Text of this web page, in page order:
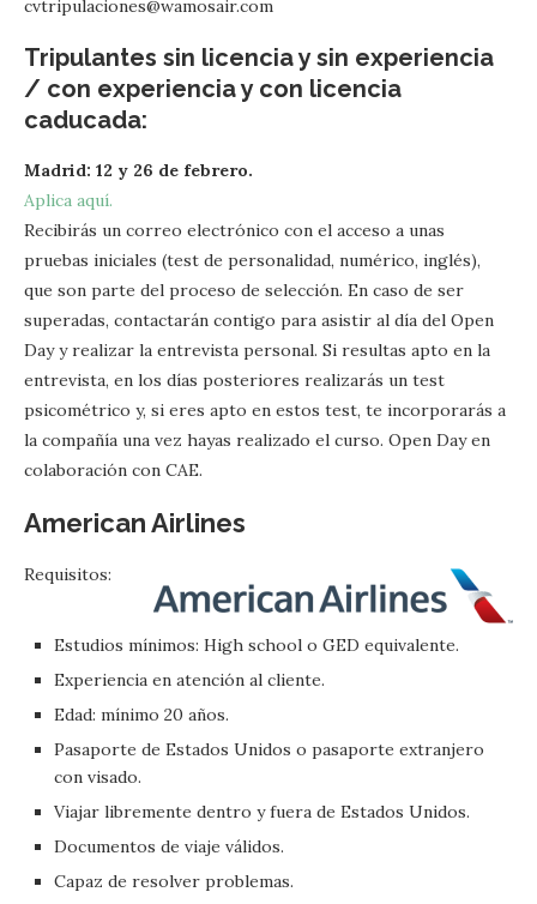
cvtripulaciones@wamosair.com
Tripulantes sin licencia y sin experiencia
/ con experiencia y con licencia
caducada:
Madrid: 12 y 26 de febrero.
Aplica aquí.
Recibirás un correo electrónico con el acceso a unas
pruebas iniciales (test de personalidad, numérico, inglés),
que son parte del proceso de selección. En caso de ser
superadas, contactarán contigo para asistir al día del Open
Day y realizar la entrevista personal. Si resultas apto en la
entrevista, en los días posteriores realizarás un test
psicométrico y, si eres apto en estos test, te incorporarás a
la compañía una vez hayas realizado el curso. Open Day en
colaboración con CAE.
American Airlines
Requisitos:
Estudios mínimos: High school o GED equivalente.
Experiencia en atención al cliente.
Edad: mínimo 20 años.
Pasaporte de Estados Unidos o pasaporte extranjero
con visado.
Viajar libremente dentro y fuera de Estados Unidos.
Documentos de viaje válidos.
Capaz de resolver problemas.